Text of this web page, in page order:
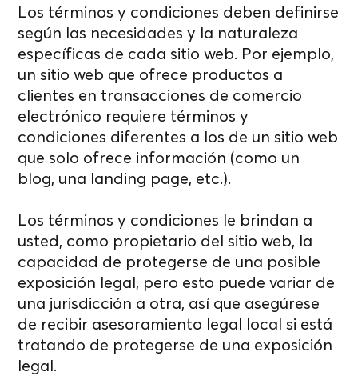
Los términos y condiciones deben definirse
según las necesidades y la naturaleza
específicas de cada sitio web. Por ejemplo,
un sitio web que ofrece productos a
clientes en transacciones de comercio
electrónico requiere términos y
condiciones diferentes a los de un sitio web
que solo ofrece información (como un
blog, una landing page, etc.).
Los términos y condiciones le brindan a
usted, como propietario del sitio web, la
capacidad de protegerse de una posible
exposición legal, pero esto puede variar de
una jurisdicción a otra, así que asegúrese
de recibir asesoramiento legal local si está
tratando de protegerse de una exposición
legal.